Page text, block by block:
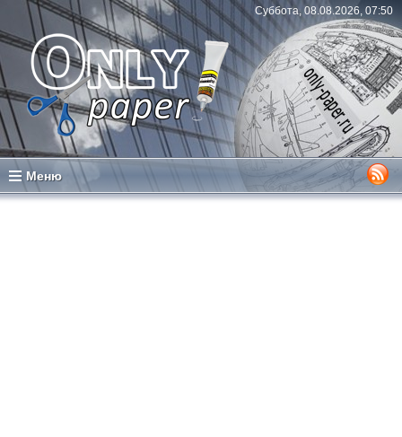
Суббота, 08.08.2026, 07:50
Меню